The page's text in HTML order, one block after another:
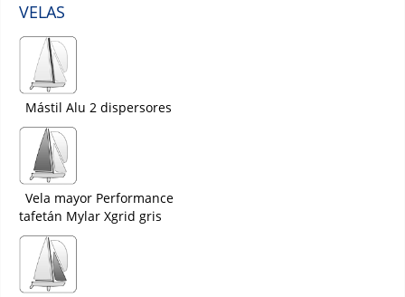
VELAS
Mástil Alu 2 dispersores
Vela mayor Performance
tafetán Mylar Xgrid gris